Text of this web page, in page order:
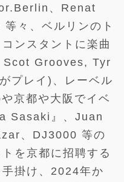
、Renat
々、ベルリンのト
ンスタントに楽曲
Scot Grooves, Tyr
プレイ)、レーベル
京都や大阪でイベ
Sasaki』、Juan
、DJ3000 等の
を京都に招聘する
掛け、2024年か